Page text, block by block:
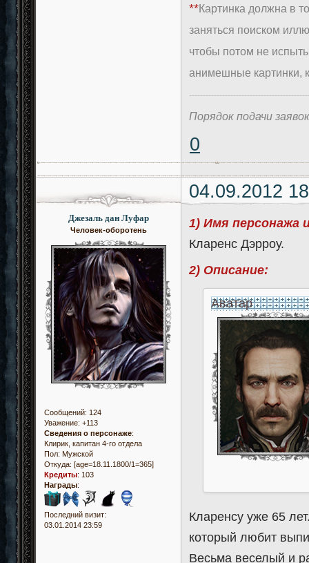
**Картинка должна в
заняться поиском
чтобы потом не
анимешные картинки,
Порядок подачи
0
04.09.2012
Джезаль дан Луфар
Человек-оборотень
Сообщений: 124
Уважение: +113
Сведения о персонаже:
Клирик, капитан 4-го отдела
Пол: Мужской
Откуда: [age=18.11.1800/1=365]
Кредиты: 103
Награды:
Последний визит:
03.01.2014 23:59
1) Имя персонажа
Кларенс Дэрроу.
2) Описание:
Аватар
Кларенсу уже 65
который любит
Весьма веселый и